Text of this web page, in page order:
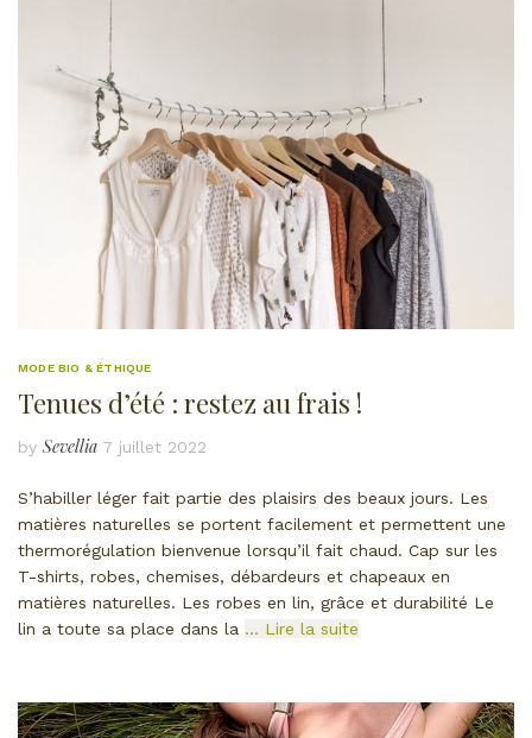
MODE BIO & ÉTHIQUE
Tenues d’été : restez au frais !
by Sevellia 7 juillet 2022
S’habiller léger fait partie des plaisirs des beaux jours. Les
matières naturelles se portent facilement et permettent une
thermorégulation bienvenue lorsqu’il fait chaud. Cap sur les
T-shirts, robes, chemises, débardeurs et chapeaux en
matières naturelles. Les robes en lin, grâce et durabilité Le
lin a toute sa place dans la … Lire la suite